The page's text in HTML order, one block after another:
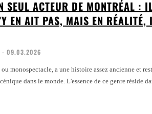
SEUL ACTEUR DE MONTRÉAL :
EN AIT PAS, MAIS EN RÉALITÉ,
- 09.03.2026
monospectacle, a une histoire assez ancienne et
dans le monde. L'essence de ce genre réside